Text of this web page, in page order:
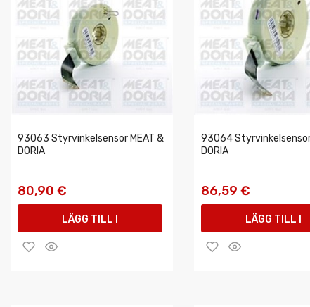
93063 Styrvinkelsensor MEAT &
DORIA
80,90 €
LÄGG TILL I
VARUKORGEN
93064 Styrvinkelsensor
DORIA
86,59 €
LÄGG TILL I
VARUKORGEN